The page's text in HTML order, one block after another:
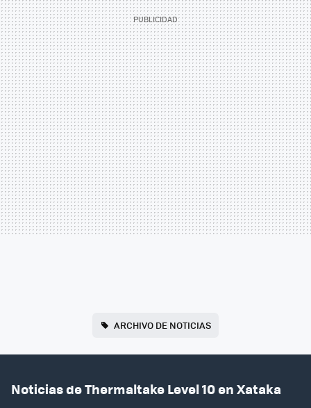
ARCHIVO DE NOTICIAS
Noticias de Thermaltake Level 10 en Xataka